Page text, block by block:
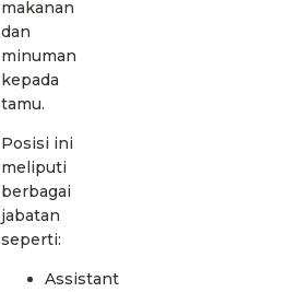
makanan
dan
minuman
kepada
tamu.
Posisi ini
meliputi
berbagai
jabatan
seperti:
Assistant